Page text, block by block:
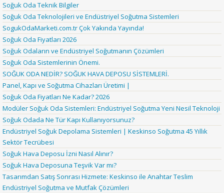
Soğuk Oda Teknik Bilgiler
Soğuk Oda Teknolojileri ve Endüstriyel Soğutma Sistemleri
SogukOdaMarketi.com.tr Çok Yakında Yayında!
Soğuk Oda Fiyatları 2026
Soğuk Odaların ve Endüstriyel Soğutmanın Çözümleri
Soğuk Oda Sistemlerinin Önemi.
SOĞUK ODA NEDİR? SOĞUK HAVA DEPOSU SİSTEMLERİ.
Panel, Kapı ve Soğutma Cihazları Üretimi |
Soğuk Oda Fiyatları Ne Kadar? 2026
Modüler Soğuk Oda Sistemleri: Endüstriyel Soğutma Yeni Nesil Teknoloji
Soğuk Odada Ne Tür Kapı Kullanıyorsunuz?
Endüstriyel Soğuk Depolama Sistemleri | Keskinso Soğutma 45 Yıllık
Sektör Tecrübesi
Soğuk Hava Deposu İzni Nasıl Alınır?
Soğuk Hava Deposuna Teşvik Var mı?
Tasarımdan Satış Sonrası Hizmete: Keskinso ile Anahtar Teslim
Endüstriyel Soğutma ve Mutfak Çözümleri